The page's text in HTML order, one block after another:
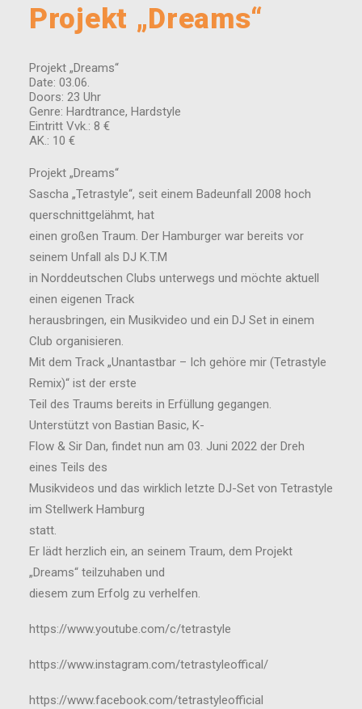
Projekt „Dreams“
Projekt „Dreams“
Date: 03.06.
Doors: 23 Uhr
Genre: Hardtrance, Hardstyle
Eintritt Vvk.: 8 €
AK.: 10 €
Projekt „Dreams“
Sascha „Tetrastyle“, seit einem Badeunfall 2008 hoch
querschnittgelähmt, hat
einen großen Traum. Der Hamburger war bereits vor
seinem Unfall als DJ K.T.M
in Norddeutschen Clubs unterwegs und möchte aktuell
einen eigenen Track
herausbringen, ein Musikvideo und ein DJ Set in einem
Club organisieren.
Mit dem Track „Unantastbar – Ich gehöre mir (Tetrastyle
Remix)“ ist der erste
Teil des Traums bereits in Erfüllung gegangen.
Unterstützt von Bastian Basic, K-
Flow & Sir Dan, findet nun am 03. Juni 2022 der Dreh
eines Teils des
Musikvideos und das wirklich letzte DJ-Set von Tetrastyle
im Stellwerk Hamburg
statt.
Er lädt herzlich ein, an seinem Traum, dem Projekt
„Dreams“ teilzuhaben und
diesem zum Erfolg zu verhelfen.
https://www.youtube.com/c/tetrastyle
https://www.instagram.com/tetrastyleoffical/
https://www.facebook.com/tetrastyleofficial